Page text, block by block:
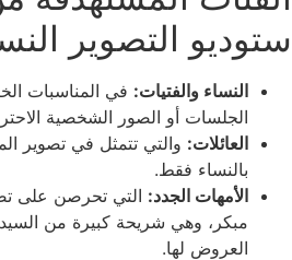
ستوديو التصوير
النساء والفتيات: في المناسبات
الجلسات أو الصور الشخصية
العائلات: والتي تتمثل في تصوير
بالنساء فقط.
الأمهات الجدد: التي تحرصن على
مبكر، وهي شريحة كبيرة من
العروض لها.